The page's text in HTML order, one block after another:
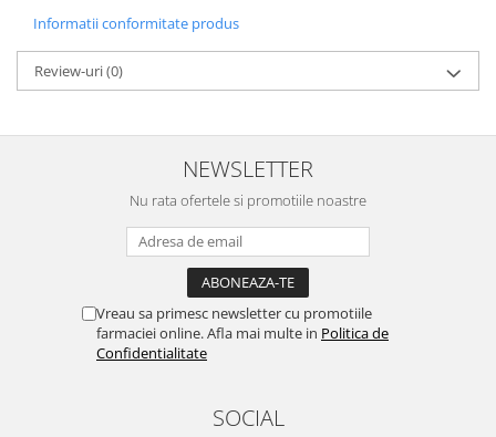
Informatii conformitate produs
Review-uri(0)
NEWSLETTER
Nu rata ofertele si promotiile noastre
Vreau sa primesc newsletter cu promotiile
farmaciei online. Afla mai multe in Politica de
Confidentialitate
SOCIAL